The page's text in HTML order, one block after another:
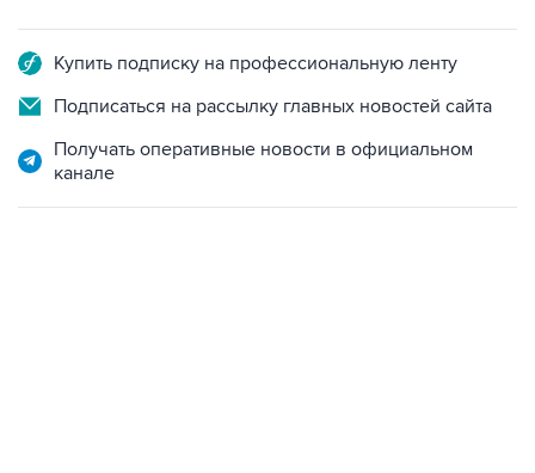
Купить подписку на профессиональную ленту
Подписаться на рассылку главных новостей сайта
Получать оперативные новости в официальном
канале